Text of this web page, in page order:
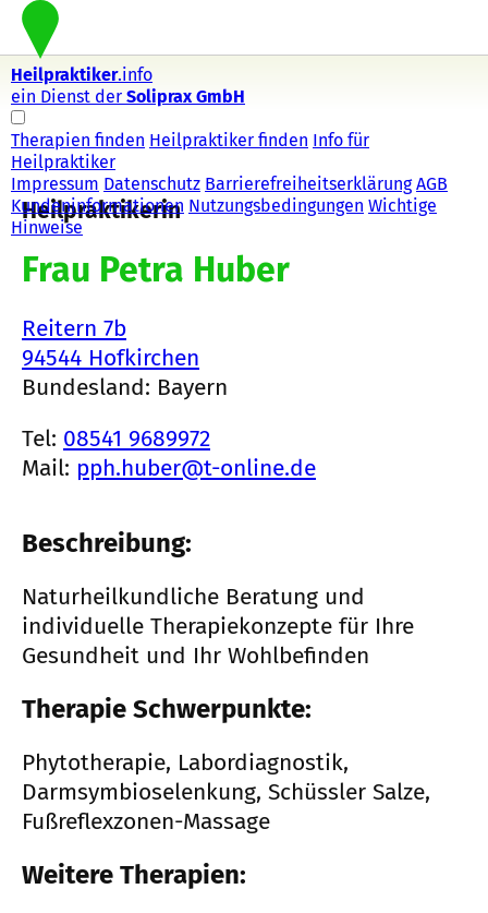
Heilpraktiker.info
ein Dienst der Soliprax GmbH
Therapien finden Heilpraktiker finden Info für
Heilpraktiker
Impressum Datenschutz Barrierefreiheitserklärung AGB
Kundeninformationen Nutzungsbedingungen Wichtige
Hinweise
Heilpraktikerin
Frau Petra Huber
Reitern 7b
94544 Hofkirchen
Bundesland: Bayern
Tel: 08541 9689972
Mail: pph.huber@t-online.de
Beschreibung:
Naturheilkundliche Beratung und
individuelle Therapiekonzepte für Ihre
Gesundheit und Ihr Wohlbefinden
Therapie Schwerpunkte:
Phytotherapie, Labordiagnostik,
Darmsymbioselenkung, Schüssler Salze,
Fußreflexzonen-Massage
Weitere Therapien: